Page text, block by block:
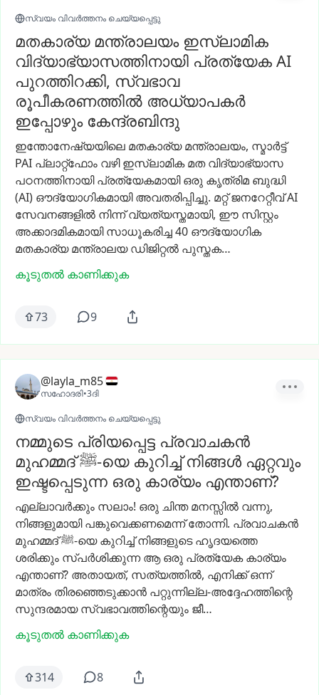
സ്വയം വിവർത്തനം ചെയ്യപ്പെട്ടു
മതകാര്യ മന്ത്രാലയം ഇസ്ലാമിക
വിദ്യാഭ്യാസത്തിനായി പ്രത്യേക AI
പുറത്തിറക്കി, സ്വഭാവ
രൂപീകരണത്തിൽ അധ്യാപകർ
ഇപ്പോഴും കേന്ദ്രബിന്ദു
ഇന്തോനേഷ്യയിലെ മതകാര്യ മന്ത്രാലയം, സ്മാർട്ട്
PAI പ്ലാറ്റ്ഫോം വഴി ഇസ്ലാമിക മത വിദ്യാഭ്യാസ
പഠനത്തിനായി പ്രത്യേകമായി ഒരു കൃത്രിമ ബുദ്ധി
(AI) ഔദ്യോഗികമായി അവതരിപ്പിച്ചു. മറ്റ് ജനറേറ്റീവ്AI
സേവനങ്ങളിൽ നിന്ന് വ്യത്യസ്തമായി, ഈ സിസ്റ്റം
അക്കാദമികമായി സാധൂകരിച്ച40 ഔദ്യോഗിക
മതകാര്യ മന്ത്രാലയ ഡിജിറ്റൽ പുസ്തക…
കൂടുതൽ കാണിക്കുക
73 9
@layla_m85
സഹോദരി•3ദി
സ്വയം വിവർത്തനം ചെയ്യപ്പെട്ടു
നമ്മുടെ പ്രിയപ്പെട്ട പ്രവാചകൻ
മുഹമ്മദ് ﷺ-യെ കുറിച്ച് നിങ്ങൾ ഏറ്റവും
ഇഷ്ടപ്പെടുന്ന ഒരു കാര്യം എന്താണ്?
എല്ലാവർക്കും സലാം! ഒരു ചിന്ത മനസ്സിൽ വന്നു,
നിങ്ങളുമായി പങ്കുവെക്കണമെന്ന് തോന്നി. പ്രവാചകൻ
മുഹമ്മദ്
ﷺ-യെ കുറിച്ച് നിങ്ങളുടെ ഹൃദയത്തെ
ശരിക്കും സ്പർശിക്കുന്ന ആ ഒരു പ്രത്യേക കാര്യം
എന്താണ്? അതായത്, സത്യത്തിൽ, എനിക്ക് ഒന്ന്
മാത്രം തിരഞ്ഞെടുക്കാൻ പറ്റുന്നില്ല-അദ്ദേഹത്തിന്റെ
സുന്ദരമായ സ്വഭാവത്തിന്റെയും ജീ…
കൂടുതൽ കാണിക്കുക
314 8